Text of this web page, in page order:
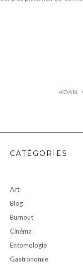
KOAN
CATÉGORIES
Art
Blog
Burnout
Cinéma
Entomologie
Gastronomie